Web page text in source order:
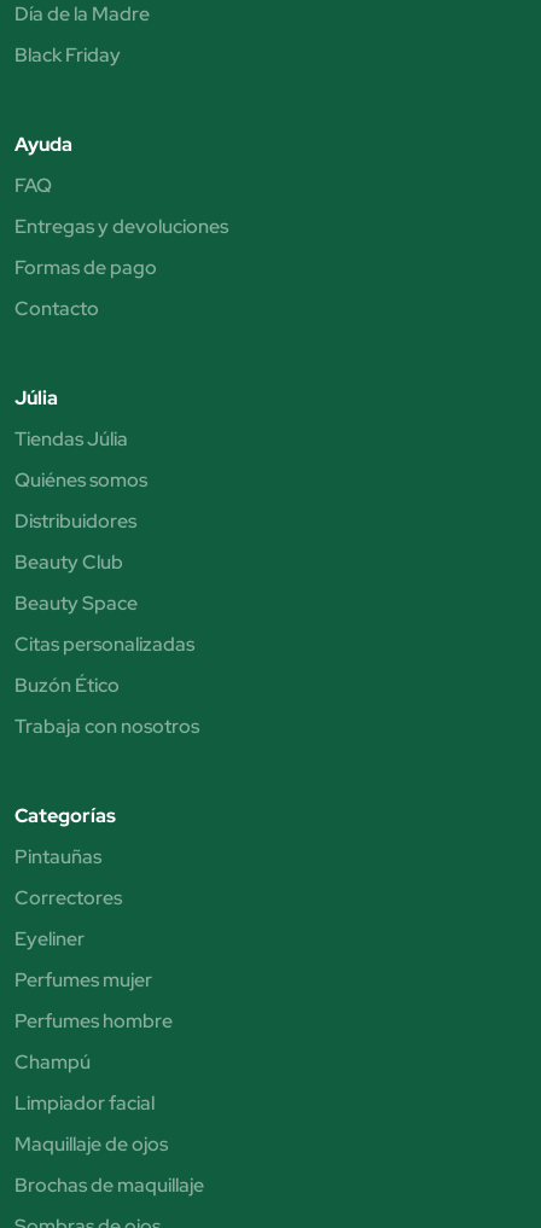
Día de la Madre
Black Friday
Ayuda
FAQ
Entregas y devoluciones
Formas de pago
Contacto
Júlia
Tiendas Júlia
Quiénes somos
Distribuidores
Beauty Club
Beauty Space
Citas personalizadas
Buzón Ético
Trabaja con nosotros
Categorías
Pintauñas
Correctores
Eyeliner
Perfumes mujer
Perfumes hombre
Champú
Limpiador facial
Maquillaje de ojos
Brochas de maquillaje